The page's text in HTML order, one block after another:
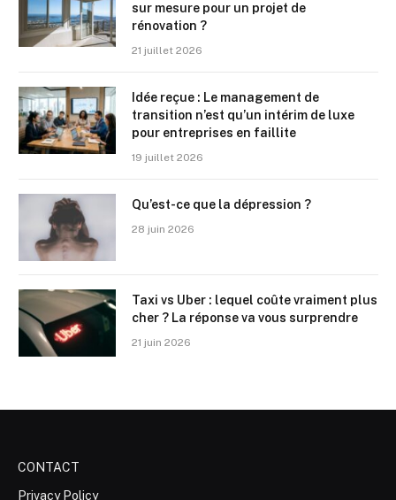
sur mesure pour un projet de
rénovation ?
21 juillet 2026
Idée reçue : Le management de
transition n’est qu’un intérim de luxe
pour entreprises en faillite
19 juillet 2026
Qu’est-ce que la dépression ?
28 juin 2026
Taxi vs Uber : lequel coûte vraiment plus
cher ? La réponse va vous surprendre
21 juin 2026
CONTACT
Privacy Policy